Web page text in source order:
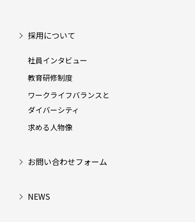
採用について
社員インタビュー
教育研修制度
ワークライフバランスと
ダイバーシティ
求める人物像
お問い合わせフォーム
NEWS